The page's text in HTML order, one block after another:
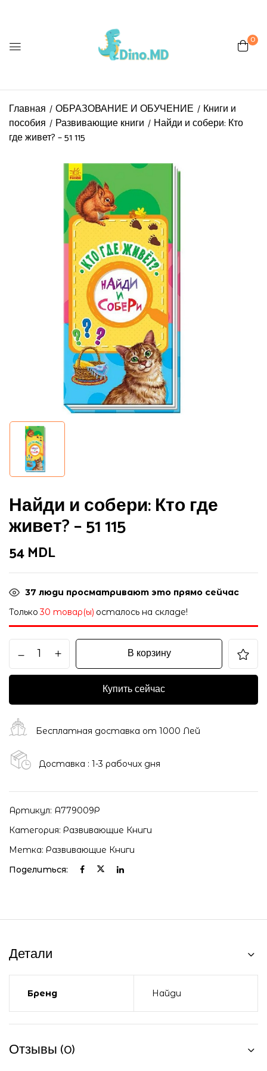
0
Главная ОБРАЗОВАНИЕ И ОБУЧЕНИЕ
Книги и
пособия
Развивающие книги
Найди и собери: Кто
где живет? – 51 115
Найди и собери: Кто где
живет? – 51 115
54MDL
37 люди просматривают это прямо сейчас
Только 30 товар(ы) осталось на складе!
В корзину
Купить сейчас
Бесплатная доставка от 1000 Лей
Доставка : 1-3 рабочих дня
Артикул: А779009Р
Категория: Развивающие Книги
Метка: Развивающие Книги
Поделиться:
Детали
Бренд Найди
Отзывы (0)